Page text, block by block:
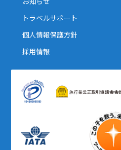
トラベルサポート
個人情報保護方針
採用情報